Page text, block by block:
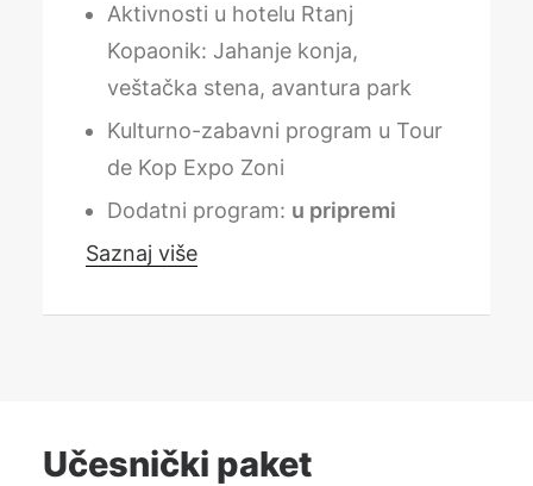
Aktivnosti u hotelu Rtanj
Kopaonik: Jahanje konja,
veštačka stena, avantura park
Kulturno-zabavni program u Tour
de Kop Expo Zoni
Dodatni program: u pripremi
Saznaj više
Učesnički paket